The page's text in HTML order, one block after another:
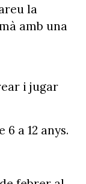
la
amb una
i jugar
a 12 anys.